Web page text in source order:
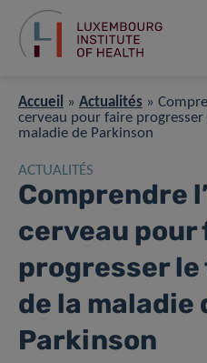
Accueil » Actualités »
cerveau pour faire
maladie de Parkinson
ACTUALITÉS
Comprendre
cerveau pour
progresser
de la maladie
Parkinson